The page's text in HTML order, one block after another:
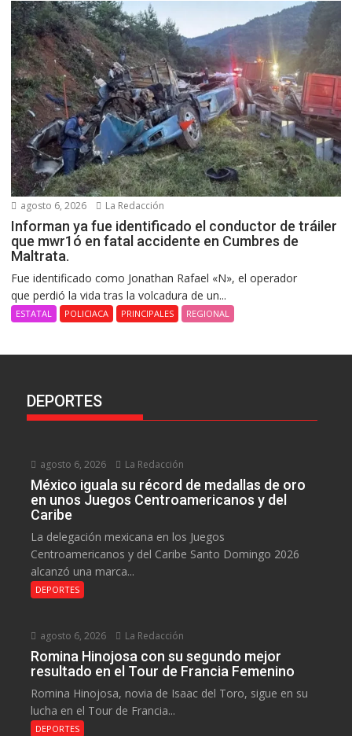
agosto 6, 2026 La Redacción
Informan ya fue identificado el conductor de tráiler
que mwr1ó en fatal accidente en Cumbres de
Maltrata.
Fue identificado como Jonathan Rafael «N», el operador
que perdió la vida tras la volcadura de un...
ESTATAL POLICIACA PRINCIPALES REGIONAL
DEPORTES
agosto 6, 2026 La Redacción
México iguala su récord de medallas de oro
en unos Juegos Centroamericanos y del
Caribe
La delegación mexicana en los Juegos
Centroamericanos y del Caribe Santo Domingo 2026
alcanzó una marca...
DEPORTES
agosto 6, 2026 La Redacción
Romina Hinojosa con su segundo mejor
resultado en el Tour de Francia Femenino
Romina Hinojosa, novia de Isaac del Toro, sigue en su
lucha en el Tour de Francia...
DEPORTES